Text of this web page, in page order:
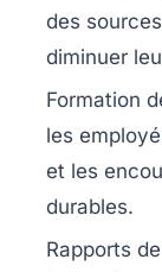
des
diminuer
Formation
les
et les
durables.
Rapports